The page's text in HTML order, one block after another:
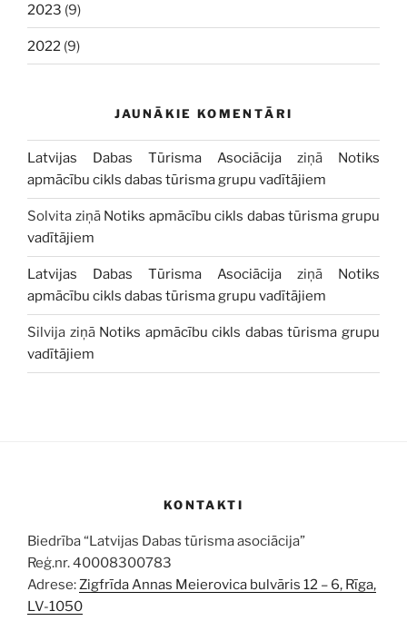
2023 (9)
2022 (9)
JAUNĀKIE KOMENTĀRI
Latvijas Dabas Tūrisma Asociācija ziņā Notiks
apmācību cikls dabas tūrisma grupu vadītājiem
Solvita ziņā Notiks apmācību cikls dabas tūrisma grupu
vadītājiem
Latvijas Dabas Tūrisma Asociācija ziņā Notiks
apmācību cikls dabas tūrisma grupu vadītājiem
Silvija ziņā Notiks apmācību cikls dabas tūrisma grupu
vadītājiem
KONTAKTI
Biedrība “Latvijas Dabas tūrisma asociācija”
Reģ.nr. 40008300783
Adrese:Zigfrīda Annas Meierovica bulvāris 12 – 6, Rīga,
LV-1050